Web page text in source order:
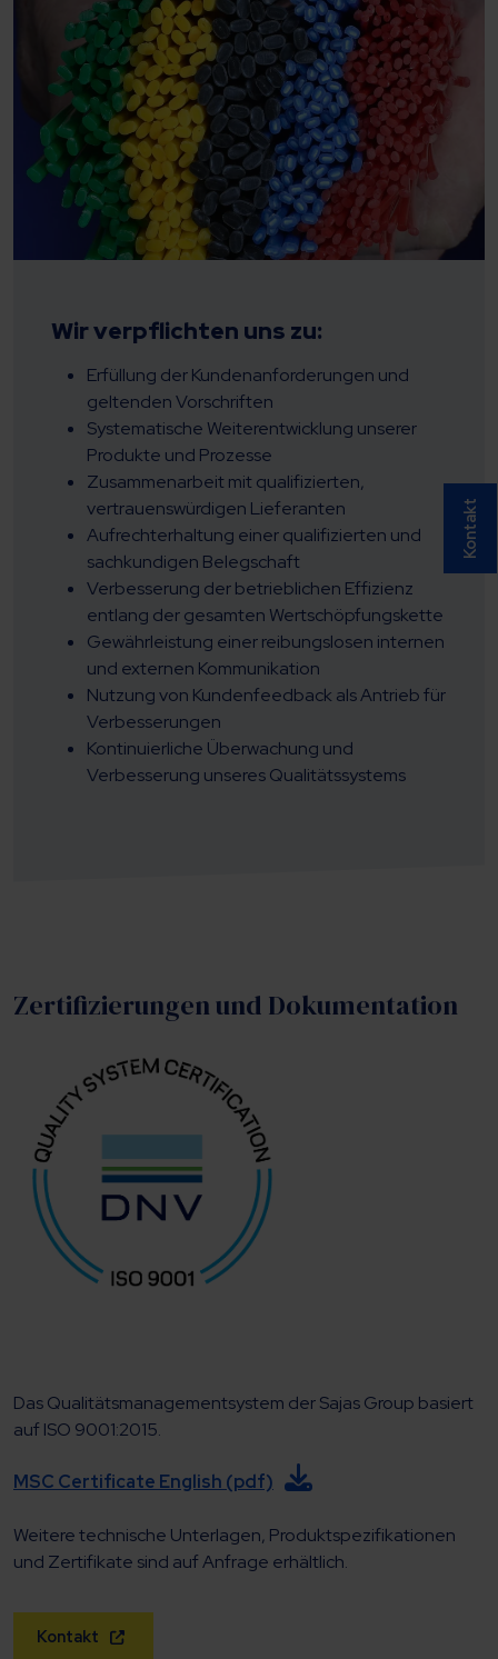
Wir verpflichten uns zu:
Erfüllung der Kundenanforderungen und
geltenden Vorschriften
Systematische Weiterentwicklung unserer
Produkte und Prozesse
Zusammenarbeit mit qualifizierten,
vertrauenswürdigen Lieferanten
Aufrechterhaltung einer qualifizierten und
sachkundigen Belegschaft
Verbesserung der betrieblichen Effizienz
entlang der gesamten Wertschöpfungskette
Gewährleistung einer reibungslosen internen
und externen Kommunikation
Nutzung von Kundenfeedback als Antrieb für
Verbesserungen
Kontinuierliche Überwachung und
Verbesserung unseres Qualitätssystems
Zertifizierungen und Dokumentation
Das Qualitätsmanagementsystem der Sajas Group basiert
auf ISO 9001:2015.
MSC Certificate English (pdf)
Weitere technische Unterlagen, Produktspezifikationen
und Zertifikate sind auf Anfrage erhältlich.
Kontakt
Kontakt